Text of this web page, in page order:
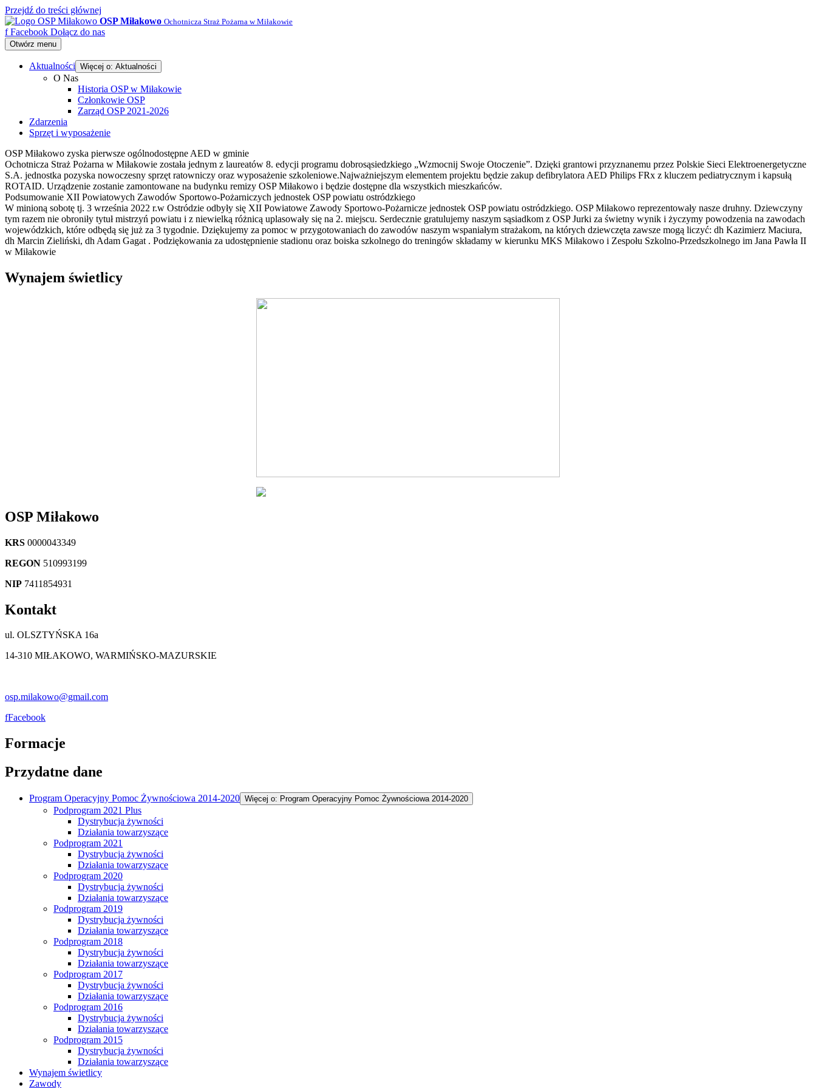
Przejdź do treści głównej
OSP Miłakowo Ochotnicza Straż Pożarna w Miłakowie
f Facebook Dołącz do nas
Otwórz menu
Aktualności Więcej o: Aktualności
O Nas
Historia OSP w Miłakowie
Członkowie OSP
Zarząd OSP 2021-2026
Zdarzenia
Sprzęt i wyposażenie
OSP Miłakowo zyska pierwsze ogólnodostępne AED w gminie
Ochotnicza Straż Pożarna w Miłakowie została jednym z laureatów 8. edycji programu dobrosąsiedzkiego „Wzmocnij Swoje Otoczenie”. Dzięki grantowi przyznanemu przez Polskie Sieci Elektroenergetyczne
S.A. jednostka pozyska nowoczesny sprzęt ratowniczy oraz wyposażenie szkoleniowe.Najważniejszym elementem projektu będzie zakup defibrylatora AED Philips FRx z kluczem pediatrycznym i kapsułą
ROTAID. Urządzenie zostanie zamontowane na budynku remizy OSP Miłakowo i będzie dostępne dla wszystkich mieszkańców.
Podsumowanie XII Powiatowych Zawodów Sportowo-Pożarniczych jednostek OSP powiatu ostródzkiego
W minioną sobotę tj. 3 września 2022 r.w Ostródzie odbyły się XII Powiatowe Zawody Sportowo-Pożarnicze jednostek OSP powiatu ostródzkiego. OSP Miłakowo reprezentowały nasze druhny. Dziewczyny
tym razem nie obroniły tytuł mistrzyń powiatu i z niewielką różnicą uplasowały się na 2. miejscu. Serdecznie gratulujemy naszym sąsiadkom z OSP Jurki za świetny wynik i życzymy powodzenia na zawodach
wojewódzkich, które odbędą się już za 3 tygodnie. Dziękujemy za pomoc w przygotowaniach do zawodów naszym wspaniałym strażakom, na których dziewczęta zawsze mogą liczyć: dh Kazimierz Maciura,
dh Marcin Zieliński, dh Adam Gagat . Podziękowania za udostępnienie stadionu oraz boiska szkolnego do treningów składamy w kierunku MKS Miłakowo i Zespołu Szkolno-Przedszkolnego im Jana Pawła II
w Miłakowie
Wynajem świetlicy
OSP Miłakowo
KRS 0000043349
REGON 510993199
NIP 7411854931
Kontakt
ul. OLSZTYŃSKA 16a
14-310 MIŁAKOWO, WARMIŃSKO-MAZURSKIE
osp.milakowo@gmail.com
fFacebook
Formacje
Przydatne dane
Program Operacyjny Pomoc Żywnościowa 2014-2020 Więcej o: Program Operacyjny Pomoc Żywnościowa 2014-2020
Podprogram 2021 Plus
Dystrybucja żywności
Działania towarzyszące
Podprogram 2021
Dystrybucja żywności
Działania towarzyszące
Podprogram 2020
Dystrybucja żywności
Działania towarzyszące
Podprogram 2019
Dystrybucja żywności
Działania towarzyszące
Podprogram 2018
Dystrybucja żywności
Działania towarzyszące
Podprogram 2017
Dystrybucja żywności
Działania towarzyszące
Podprogram 2016
Dystrybucja żywności
Działania towarzyszące
Podprogram 2015
Dystrybucja żywności
Działania towarzyszące
Wynajem świetlicy
Zawody